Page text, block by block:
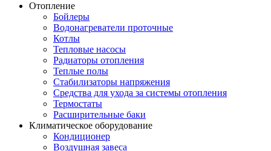
Отопление
Бойлеры
Водонагреватели проточные
Котлы
Тепловые насосы
Радиаторы отопления
Теплые полы
Стабилизаторы напряжения
Средства для ухода за системы отопления
Термостаты
Расширительные баки
Климатическое оборудование
Кондиционер
Воздушная завеса